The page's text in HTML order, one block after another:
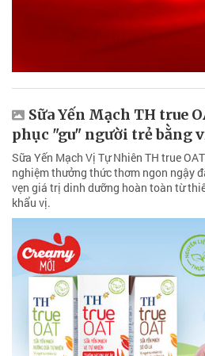
Sữa Yến Mạch TH true
phục "gu" người trẻ bằng
Sữa Yến Mạch Vị Tự Nhiên TH true
nghiệm thưởng thức thơm ngon ngậy
vẹn giá trị dinh dưỡng hoàn toàn từ
khẩu vị.